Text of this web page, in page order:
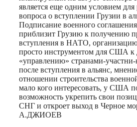
является еще одним условием для
вопроса о вступлении Грузии в
Подписание военного
приблизит Грузию к получению
вступления в НАТО, организацию,
просто инструментом для США к
«управлению» странами-
после вступления в альянс,
отношении строительства
мало кого интересовать, у США
возможность укрепить свои
СНГ и откроет выход в Черное
А.ДЖИОЕВ